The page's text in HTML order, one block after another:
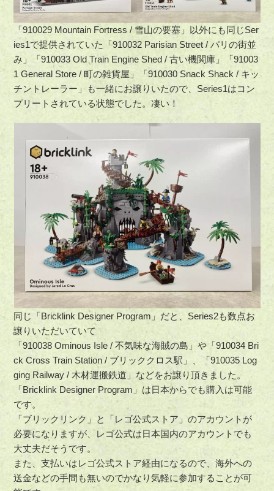
「910029 Mountain Fortress / 雪山の要塞」以外にも同じSer
ies1で提供されていた「910032 Parisian Street / パリの街並
み」「910033 Old Train Engine Shed / 古い機関庫」「91003
1 General Store / 町の雑貨屋」「910030 Snack Shack / キッ
チントレーラー」も一緒にお譲りいたので、Series1はコン
プリートされている状態でした。凄い！
同じ「Bricklink Designer Program」だと、Series2も数点お
譲りいただいていて
「910038 Ominous Isle / 不気味な海賊の島」や「910034 Bri
ck Cross Train Station / ブリッククロス駅」、「910035 Log
ging Railway / 木材運搬鉄道」などをお譲り頂きました。
「Bricklink Designer Program」は日本からでも購入は可能
です。
「ブリックリンク」と「レゴ公式ストア」のアカウントが
必要になりますが、レゴ公式は日本国内のアカウントでも
大丈夫だそうです。
また、支払いはレゴ公式ストア経由になるので、海外への
送金などの手間も無いのでかなり気軽に参加することが可